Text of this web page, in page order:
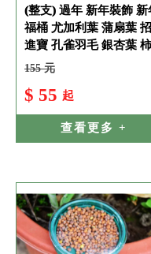
(整支) 過年 新年裝飾 新
福桶 尤加利葉 蒲扇葉
進寶 孔雀羽毛 銀杏葉
155 元
$ 55 起
查看更多 +